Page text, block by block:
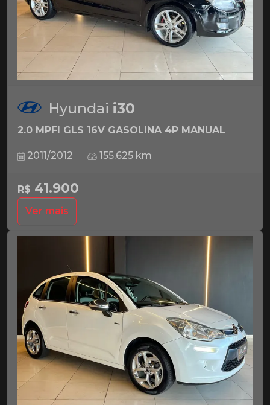
Hyundai i30
2.0 MPFI GLS 16V GASOLINA 4P MANUAL
2011/2012 155.625 km
R$ 41.900
Ver mais